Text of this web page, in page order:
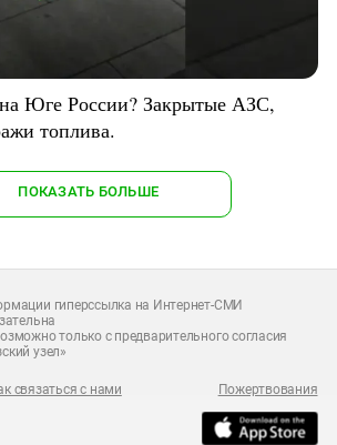
Юге России? Закрытые АЗС,
топлива.
ПОКАЗАТЬ БОЛЬШЕ
гиперссылка на Интернет-СМИ
только с предварительного согласия
узел»
связаться с нами Пожертвования